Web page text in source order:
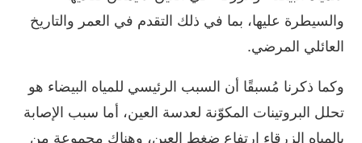
والسيطرة عليها، بما في ذلك التقدم في العمر والتاريخ
العائلي المرضي.
وكما ذكرنا مُسبقًا أن السبب الرئيسي للمياه البيضاء هو
تحلل البروتينات المكوّنة لعدسة العين، أما سبب الإصابة
بالمياه الزرقاء ارتفاع ضغط العين، وهناك مجموعة من